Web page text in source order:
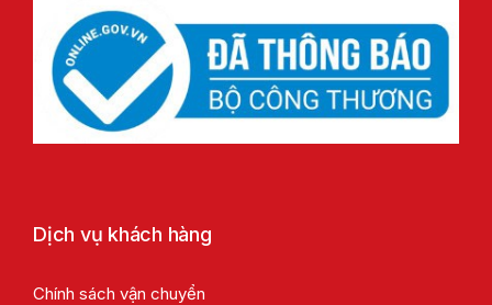
Dịch vụ khách hàng
Chính sách vận chuyển